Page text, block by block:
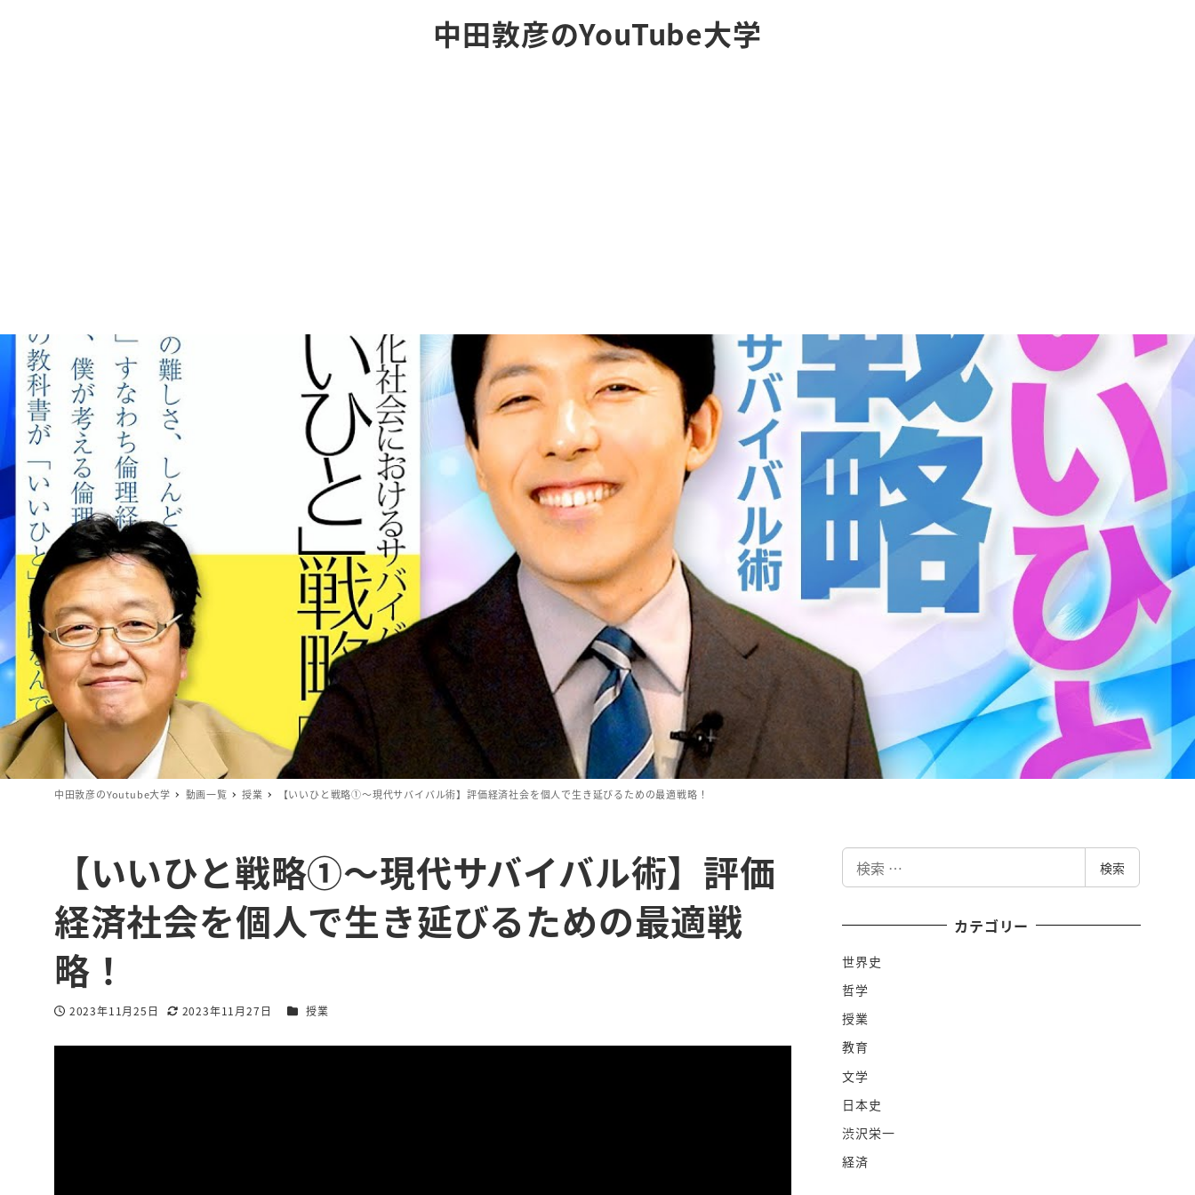
中田敦彦のYouTube大学
中田敦彦のYoutube大学 動画一覧 授業 【いいひと戦略①〜現代サバイバル術】評価経済社会を個人で生き延びるための最適戦略！
【いいひと戦略①〜現代サバイバル術】評価
経済社会を個人で生き延びるための最適戦
略！
投稿日
2023年11月25日
更新日
2023年11月27日
著
カテゴリー
授業
索
検索
カテゴリー
世界史
哲学
授業
教育
文学
日本史
渋沢栄一
経済